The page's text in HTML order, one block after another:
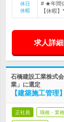
休日
休暇
# ★年間
【休暇
求人詳
石橋建設工業株式
業」に選定
【建築施工管
正社員 職種・業